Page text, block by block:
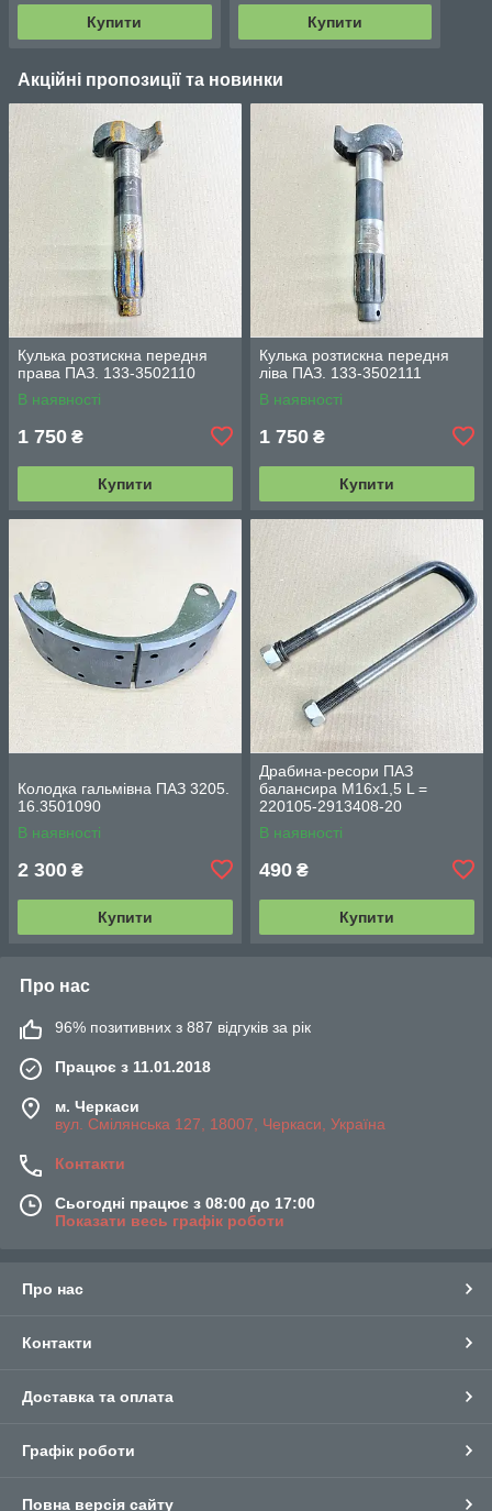
Купити Купити
Акційні пропозиції та новинки
Кулька розтискна передня
права ПАЗ. 133-3502110
В наявності
1 750 ₴
Купити
Кулька розтискна передня
ліва ПАЗ. 133-3502111
В наявності
1 750 ₴
Купити
Колодка гальмівна ПАЗ 3205.
16.3501090
В наявності
2 300 ₴
Купити
Драбина-ресори ПАЗ
балансира М16х1,5 L =
220105-2913408-20
В наявності
490 ₴
Купити
Про нас
96% позитивних з 887 відгуків за рік
Працює з 11.01.2018
м. Черкаси
вул. Смілянська 127, 18007, Черкаси, Україна
Контакти
Сьогодні працює з 08:00 до 17:00
Показати весь графік роботи
Про нас
Контакти
Доставка та оплата
Графік роботи
Повна версія сайту